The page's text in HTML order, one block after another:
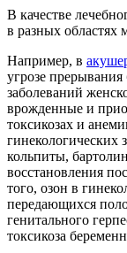
В качестве
в разных областях
Например, в
угрозе
заболеваний
врожденные и
токсикозах и
гинекологических
кольпиты,
восстановления
того, озон в
передающихся
генитального
токсикоза